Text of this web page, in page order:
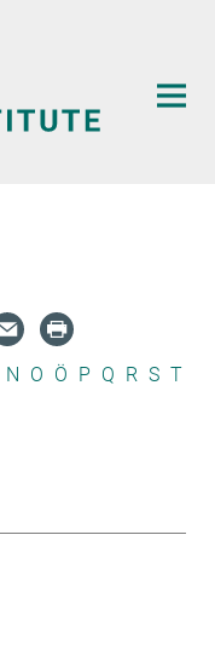
N O Ö P Q R S T